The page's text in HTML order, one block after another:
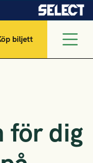
biljett
för dig